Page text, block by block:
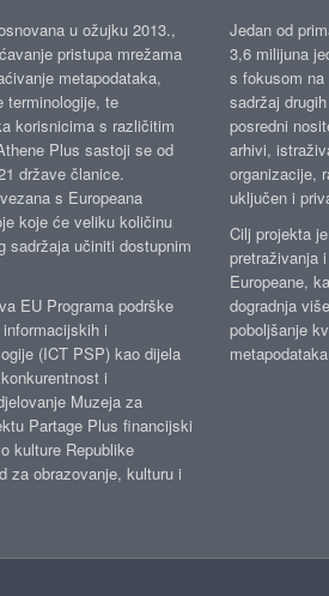
u ožujku 2013.,
pristupa mrežama
metapodataka,
terminologije, te
korisnicima s različitim
Plus sastoji se od
države članice.
s Europeana
koje će veliku količinu
sadržaja učiniti dostupnim
EU Programa podrške
i
(ICT PSP) kao dijela
i
Muzeja za
Partage Plus financijski
kulture Republike
za obrazovanje, kulturu i
Jedan od
3,6 milijuna
s fokusom
sadržaj
posredni
arhivi,
organizacije,
uključen i
Cilj projekta
pretraživanja
Europeane,
dogradnja
poboljšanje